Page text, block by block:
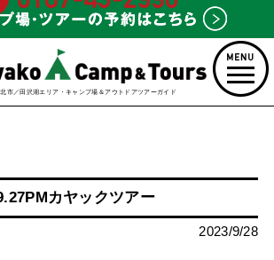
市／田沢湖エリア・キャンプ場＆アウトドアツアーガイド
カヤックツアー
2023/9/28